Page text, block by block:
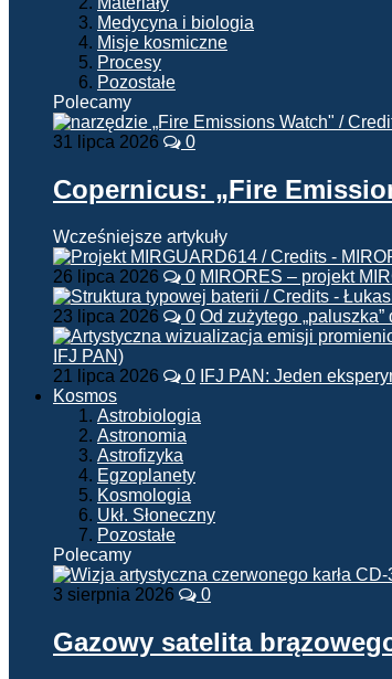
Medycyna i biologia
Misje kosmiczne
Procesy
Pozostałe
Polecamy
31 lipca 2026 0
Copernicus: „Fire
Wcześniejsze artykuły
26 lipca 2026 0 MIRORES – projekt
23 lipca 2026 0 Od zużytego
21 lipca 2026 0 IFJ PAN: Jeden
Kosmos
Astrobiologia
Astronomia
Astrofizyka
Egzoplanety
Kosmologia
Ukł. Słoneczny
Pozostałe
Polecamy
3 sierpnia 2026 0
Gazowy satelita